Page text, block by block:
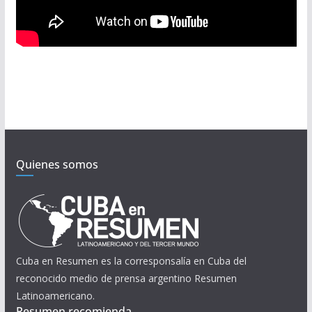
Quienes somos
Cuba en Resumen es la corresponsalía en Cuba del
reconocido medio de prensa argentino Resumen
Latinoamericano.